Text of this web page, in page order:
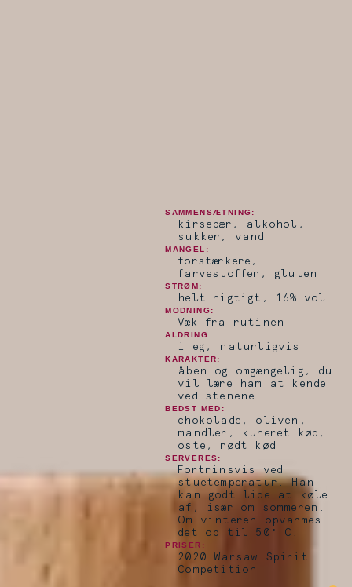
SAMMENSÆTNING:
kirsebær, alkohol,
sukker, vand
MANGEL:
forstærkere,
farvestoffer, gluten
STRØM:
helt rigtigt, 16% vol.
MODNING:
Væk fra rutinen
ALDRING:
i eg, naturligvis
KARAKTER:
åben og omgængelig, du
vil lære ham at kende
ved stenene
BEDST MED:
chokolade, oliven,
mandler, kureret kød,
oste, rødt kød
SERVERES:
Fortrinsvis ved
stuetemperatur. Han
kan godt lide at køle
af, især om sommeren.
Om vinteren opvarmes
det op til 50° C.
PRISER:
2020 Warsaw Spirit
Competition